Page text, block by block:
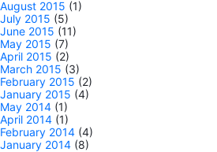
August 2015 (1)
July 2015 (5)
June 2015 (11)
May 2015 (7)
April 2015 (2)
March 2015 (3)
February 2015 (2)
January 2015 (4)
May 2014 (1)
April 2014 (1)
February 2014 (4)
January 2014 (8)